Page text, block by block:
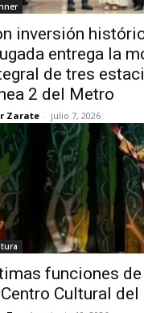
inversión
entrega la
de tres
2 del Metro
Zarate - julio 7, 2026
funciones de
Cultural del